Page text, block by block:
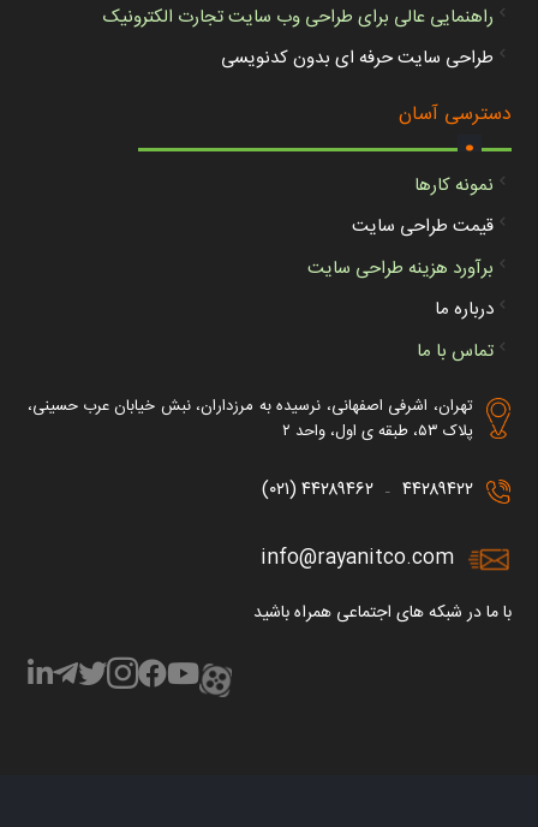
راهنمایی عالی برای طراحی وب سایت تجارت الکترونیک
طراحی سایت حرفه ای بدون کدنویسی
دسترسی آسان
.
نمونه کارها
قیمت طراحی سایت
برآورد هزینه طراحی سایت
درباره ما
تماس با ما
تهران، اشرفی اصفهانی، نرسیده به مرزداران، نبش خیابان عرب حسینی،
پلاک ۵۳، طبقه ی اول، واحد ۲
۴۴۲۸۹۴۲۲ – ۴۴۲۸۹۴۶۲ (۰۲۱)
info@rayanitco.com
با ما در شبکه های اجتماعی همراه باشید